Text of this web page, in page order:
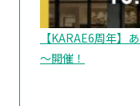
【KARAE6周年
～開催！